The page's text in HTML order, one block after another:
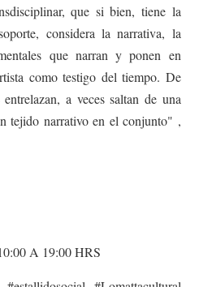
que si bien, tiene la
considera la narrativa, la
que narran y ponen en
como testigo del tiempo. De
a veces saltan de una
tejido narrativo en el conjunto" ,
A 19:00 HRS